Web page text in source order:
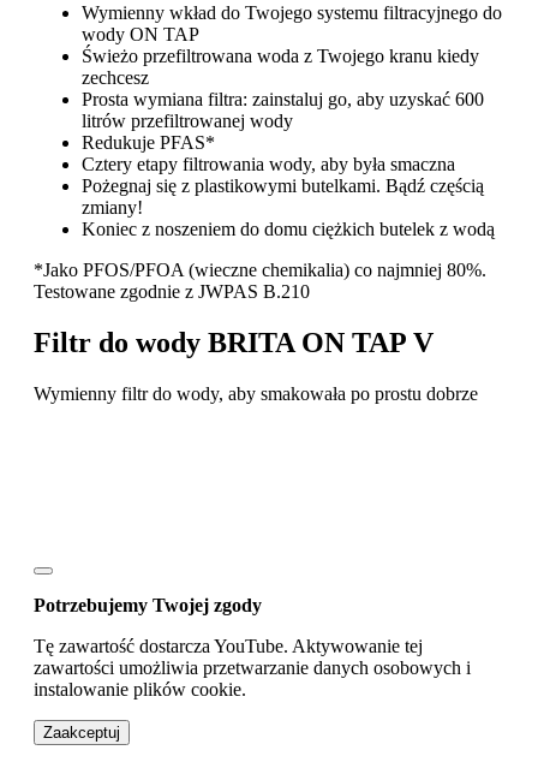
Wymienny wkład do Twojego systemu filtracyjnego do
wody ON TAP
Świeżo przefiltrowana woda z Twojego kranu kiedy
zechcesz
Prosta wymiana filtra: zainstaluj go, aby uzyskać 600
litrów przefiltrowanej wody
Redukuje PFAS*
Cztery etapy filtrowania wody, aby była smaczna
Pożegnaj się z plastikowymi butelkami.​ Bądź częścią
zmiany!
Koniec z noszeniem do domu ciężkich butelek z wodą
*Jako PFOS/PFOA (wieczne chemikalia) co najmniej 80%.
Testowane zgodnie z JWPAS B.210
Filtr do wody BRITA ON TAP V
Wymienny filtr do wody, aby smakowała po prostu dobrze
Potrzebujemy Twojej zgody
Tę zawartość dostarcza YouTube. Aktywowanie tej
zawartości umożliwia przetwarzanie danych osobowych i
instalowanie plików cookie.
Zaakceptuj